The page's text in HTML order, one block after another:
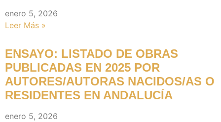
enero 5, 2026
Leer Más »
ENSAYO: LISTADO DE OBRAS
PUBLICADAS EN 2025 POR
AUTORES/AUTORAS NACIDOS/AS O
RESIDENTES EN ANDALUCÍA
enero 5, 2026